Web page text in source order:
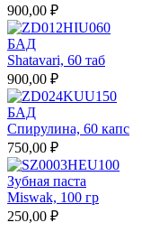
900,00 ₽
БАД
Shatavari, 60 таб
900,00 ₽
БАД
Спирулина, 60 капс
750,00 ₽
Зубная паста
Miswak, 100 гр
250,00 ₽